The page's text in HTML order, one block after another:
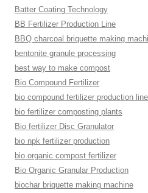
Batter Coating Technology
BB Fertilizer Production Line
BBQ charcoal briquette making
bentonite granule processing
best way to make compost
Bio Compound Fertilizer
bio compound fertilizer production line
bio fertilizer composting plants
Bio fertilizer Disc Granulator
bio npk fertilizer production
bio organic compost fertilizer
Bio Organic Granular Production
biochar briquette making machine